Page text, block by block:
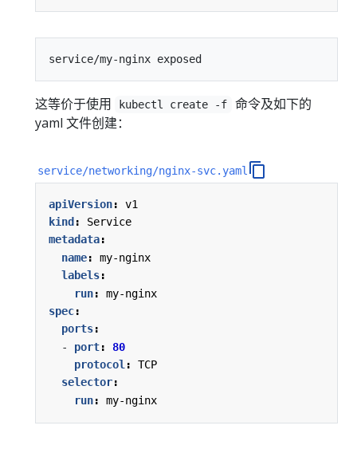
这等价于使用 kubectl create -f
命令及如下的
yaml 文件创建：
service/networking/nginx-svc.yaml
apiVersion:
v1
kind :
Service
metadata:
name:
my-nginx
labels:
run:
my-nginx
spec:
ports:
- port:
80
protocol :
TCP
selector:
run: my-nginx